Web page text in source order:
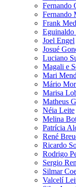
Fernando
Fernando
Frank
Joel Engel
Josué
Luciano
Magali e
Mari
Mário
Marisa
Matheus
Néia Leite
Melina
Patrícia
René
Ricardo
Rodrigo
Sergio
Silmar
Valcelí